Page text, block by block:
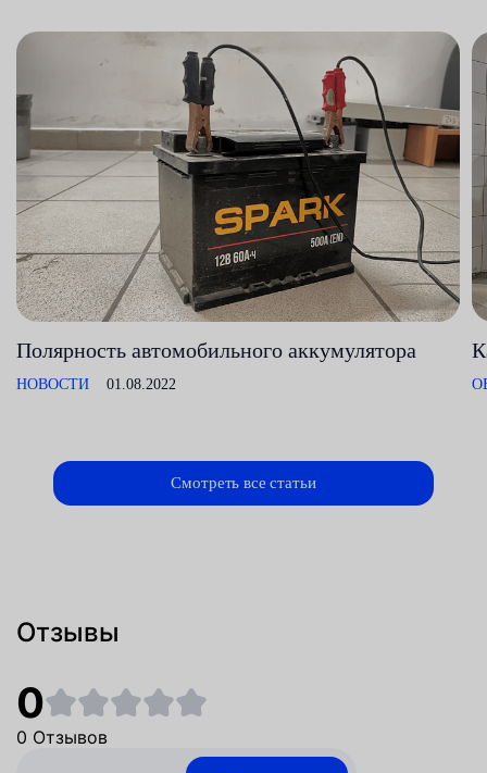
Полярность автомобильного аккумулятора
НОВОСТИ 01.08.2022
Смотреть все статьи
Отзывы
0
0 Отзывов